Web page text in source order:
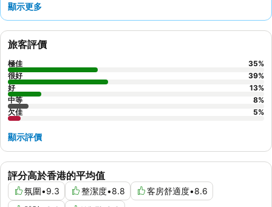
顯示更多
評分高於香港的平均值
氛圍•9.3 整潔度•8.8 客房舒適度•8.6
旅客評價
極佳 35%
很好
39%
好
13%
中等
8%
欠佳
5%
顯示評價